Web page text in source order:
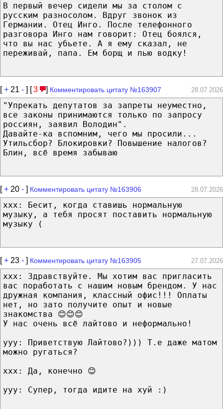
В первый вечер сидели мы за столом с
русским разносолом. Вдруг звонок из
Германии. Отец Инго. После телефонного
разговора Инго нам говорит: Отец боялся,
что вы нас убьете. А я ему сказал, не
переживай, папа. Ем борщ и пью водку!
[+ 21 - ] [3 ] Комментировать цитату №163907 28.07.2026
"Упрекать депутатов за запреты неуместно,
все законы принимаются только по запросу
россиян, заявил Володин".
Давайте-ка вспомним, чего мы просили...
Утильсбор? Блокировки? Повышение налогов?
Блин, всё время забываю
[+ 20 - ] Комментировать цитату №163906 28.07.2026
xxx: Бесит, когда ставишь нормальную
музыку, а тебя просят поставить нормальную
музыку (
[+ 23 - ] Комментировать цитату №163905 27.07.2026
xxx: Здравствуйте. Мы хотим вас пригласить
вас поработать с нашим новым брендом. У нас
дружная компания, классный офис!!! Оплаты
нет, но зато получите опыт и новые
знакомства 😊😊😊
У нас очень всё лайтово и неформально!
yyy: Приветствую Лайтово?))) Т.е даже матом
можно ругаться?
xxx: Да, конечно 😊
yyy: Супер, тогда идите на xуй :)